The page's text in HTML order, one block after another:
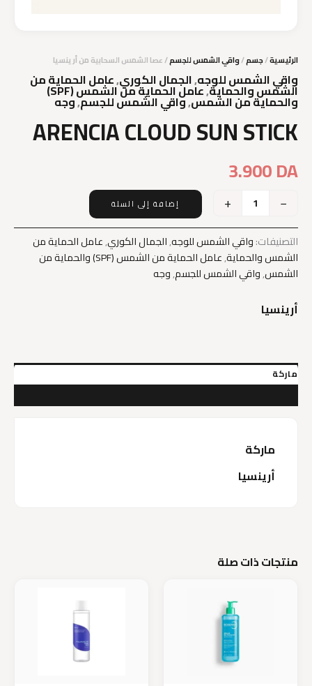
الرئيسية/جسم/واقي الشمس للجسم/ عصا الشمس السحابية من أرينسيا
واقي الشمس للوجه,الجمال الكوري,عامل الحماية من
الشمس والحماية, عامل الحماية من الشمس (SPF)
والحماية من الشمس,واقي الشمس للجسم,وجه
ARENCIA CLOUD SUN STICK
3.900DA
−
كمية
CLOUD
SUN
STICK
+ إضافة إلى السلة
التصنيفات:واقي الشمس للوجه,الجمال الكوري,عامل الحماية من
الشمس والحماية,
عامل الحماية من الشمس (SPF) والحماية من
الشمس,واقي الشمس للجسم,وجه
أرينسيا
ماركة
ماركة
أرينسيا
منتجات ذات صلة